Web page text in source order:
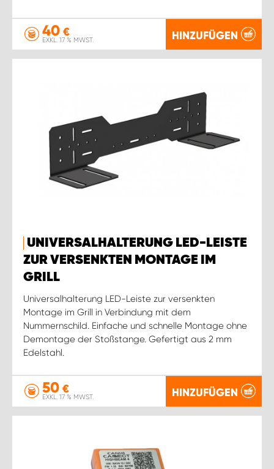
40 €
EXKL. 17 % MWST. HINZUFÜGEN
UNIVERSALHALTERUNG LED-LEISTE
ZUR VERSENKTEN MONTAGE IM
GRILL
Universalhalterung LED-Leiste zur versenkten
Montage im Grill in Verbindung mit dem
Nummernschild. Einfache und schnelle Montage ohne
Demontage der Stoßstange. Gefertigt aus 2 mm
Edelstahl.
50 €
EXKL. 17 % MWST. HINZUFÜGEN